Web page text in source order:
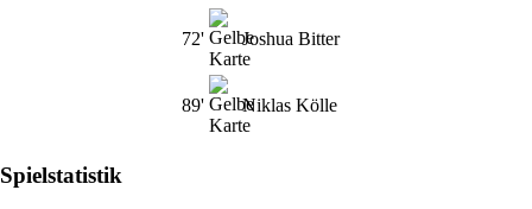
72' Joshua Bitter
89' Niklas Kölle
Spielstatistik